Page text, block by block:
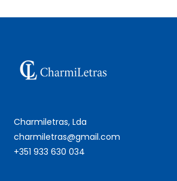
Charmiletras, Lda
charmiletras@gmail.com
+351 933 630 034